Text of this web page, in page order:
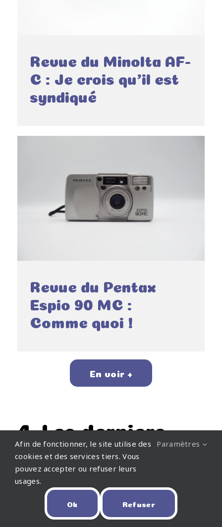
Revue du Minolta AF-
C : Je crois qu’il est
syndiqué
Revue du Pentax
Espio 90 MC :
Comme quoi !
En voir +
4. Les derniers
dossiers
Afin de fonctionner, le site utilise des
cookies et des services tiers. Vous
pouvez accepter ou refuser leurs
usages.
Paramètres
Ok Refuser